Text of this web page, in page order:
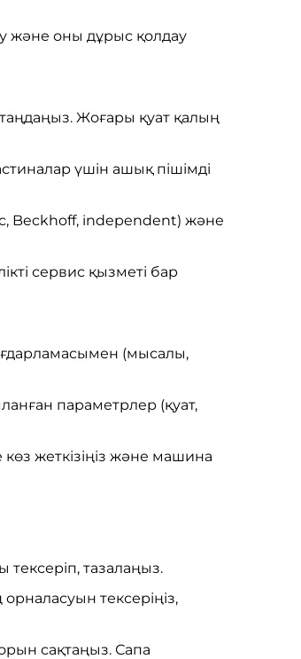
және оны дұрыс қолдау
Жоғары қуат қалың
үшін ашық пішімді
Beckhoff, independent) және
сервис қызметі бар
(мысалы,
параметрлер (қуат,
көз жеткізіңіз және машина
тазалаңыз.
тексеріңіз,
сақтаңыз. Сапа